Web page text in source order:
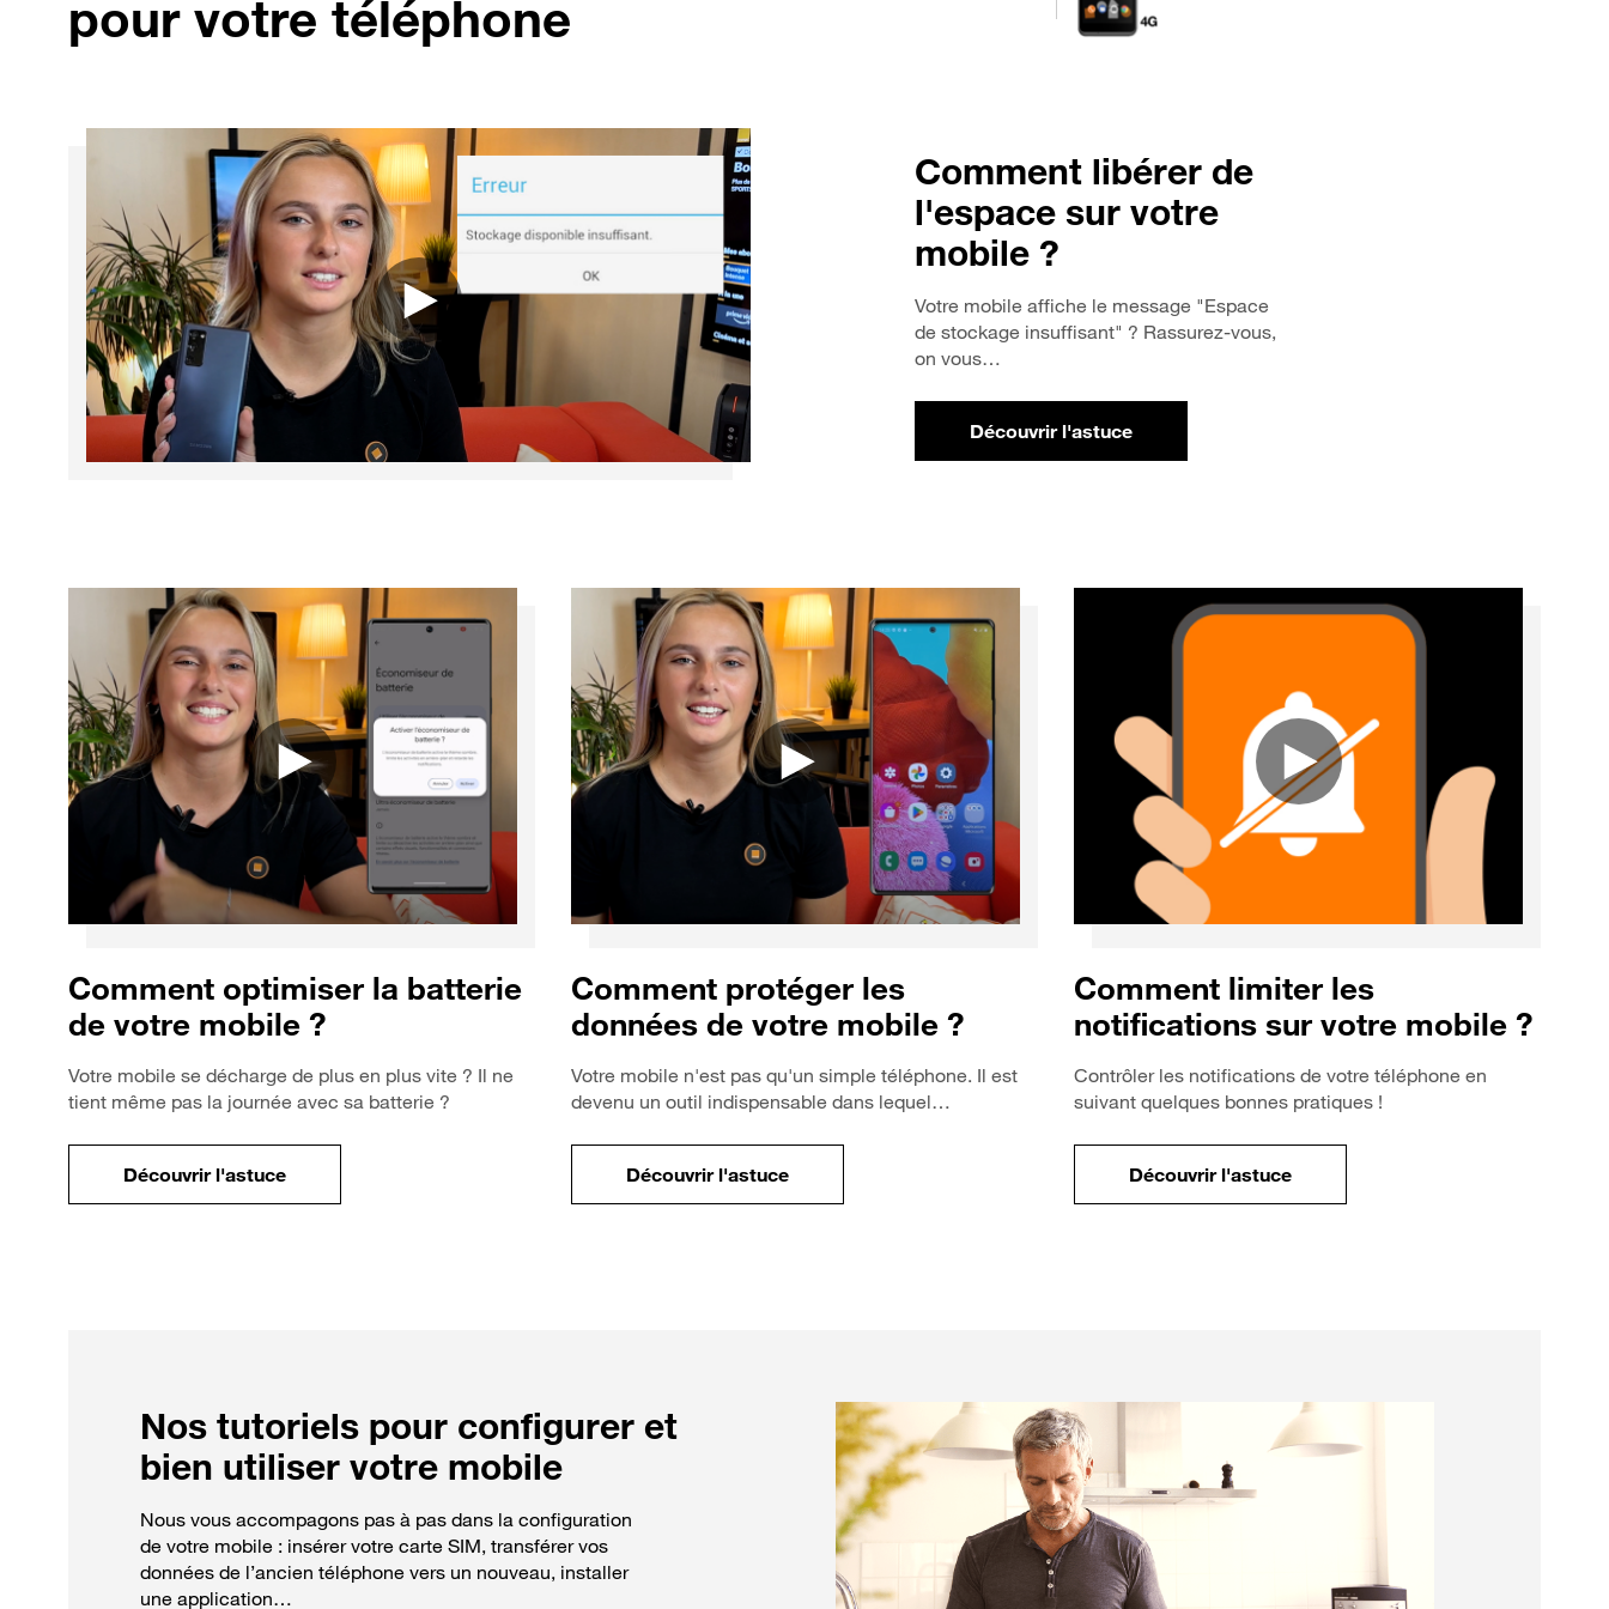
pour votre téléphone
Comment libérer de
l'espace sur votre
mobile ?
Votre mobile affiche le message "Espace
de stockage insuffisant" ? Rassurez-vous,
on vous…
Découvrir l'astucepour Comment libérer de l'espace sur votre mobile ?
Comment optimiser la batterie
de votre mobile ?
Votre mobile se décharge de plus en plus vite ? Il ne
tient même pas la journée avec sa batterie ?
Découvrir l'astucepour Comment optimiser la batterie de votre mobile ?
Comment protéger les
données de votre mobile ?
Votre mobile n'est pas qu'un simple téléphone. Il est
devenu un outil indispensable dans lequel…
Découvrir l'astucepour Comment protéger les données de votre mobile ?
Comment limiter les
notifications sur votre mobile ?
Contrôler les notifications de votre téléphone en
suivant quelques bonnes pratiques !
Découvrir l'astucepour Comment limiter les notifications sur
Nos tutoriels pour configurer et
bien utiliser votre mobile
Nous vous accompagons pas à pas dans la configuration
de votre mobile : insérer votre carte SIM, transférer vos
données de l’ancien téléphone vers un nouveau, installer
une application…